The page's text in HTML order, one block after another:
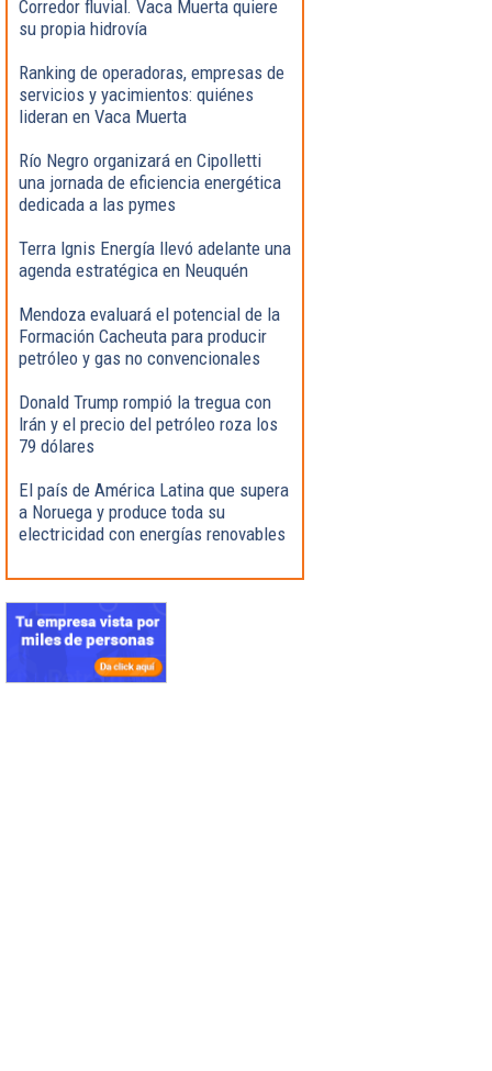
Corredor fluvial. Vaca Muerta quiere
su propia hidrovía
Ranking de operadoras, empresas de
servicios y yacimientos: quiénes
lideran en Vaca Muerta
Río Negro organizará en Cipolletti
una jornada de eficiencia energética
dedicada a las pymes
Terra Ignis Energía llevó adelante una
agenda estratégica en Neuquén
Mendoza evaluará el potencial de la
Formación Cacheuta para producir
petróleo y gas no convencionales
Donald Trump rompió la tregua con
Irán y el precio del petróleo roza los
79 dólares
El país de América Latina que supera
a Noruega y produce toda su
electricidad con energías renovables